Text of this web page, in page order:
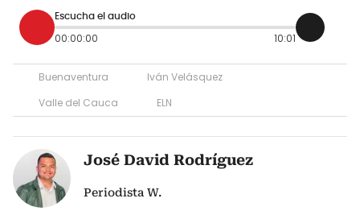
Escucha el audio
00:00:00 10:01
Buenaventura
Iván Velásquez
Valle del Cauca
ELN
José David Rodríguez
Periodista W.